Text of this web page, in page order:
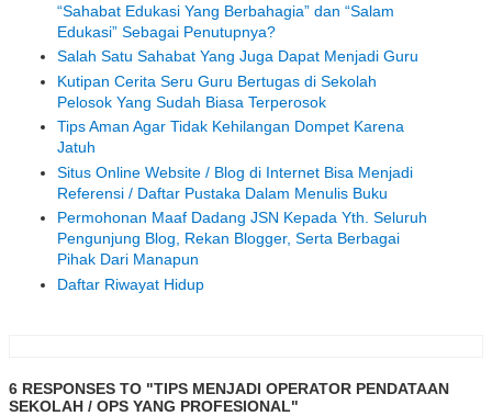
“Sahabat Edukasi Yang Berbahagia” dan “Salam
Edukasi” Sebagai Penutupnya?
Salah Satu Sahabat Yang Juga Dapat Menjadi Guru
Kutipan Cerita Seru Guru Bertugas di Sekolah
Pelosok Yang Sudah Biasa Terperosok
Tips Aman Agar Tidak Kehilangan Dompet Karena
Jatuh
Situs Online Website / Blog di Internet Bisa Menjadi
Referensi / Daftar Pustaka Dalam Menulis Buku
Permohonan Maaf Dadang JSN Kepada Yth. Seluruh
Pengunjung Blog, Rekan Blogger, Serta Berbagai
Pihak Dari Manapun
Daftar Riwayat Hidup
6 RESPONSES TO "TIPS MENJADI OPERATOR PENDATAAN
SEKOLAH / OPS YANG PROFESIONAL"